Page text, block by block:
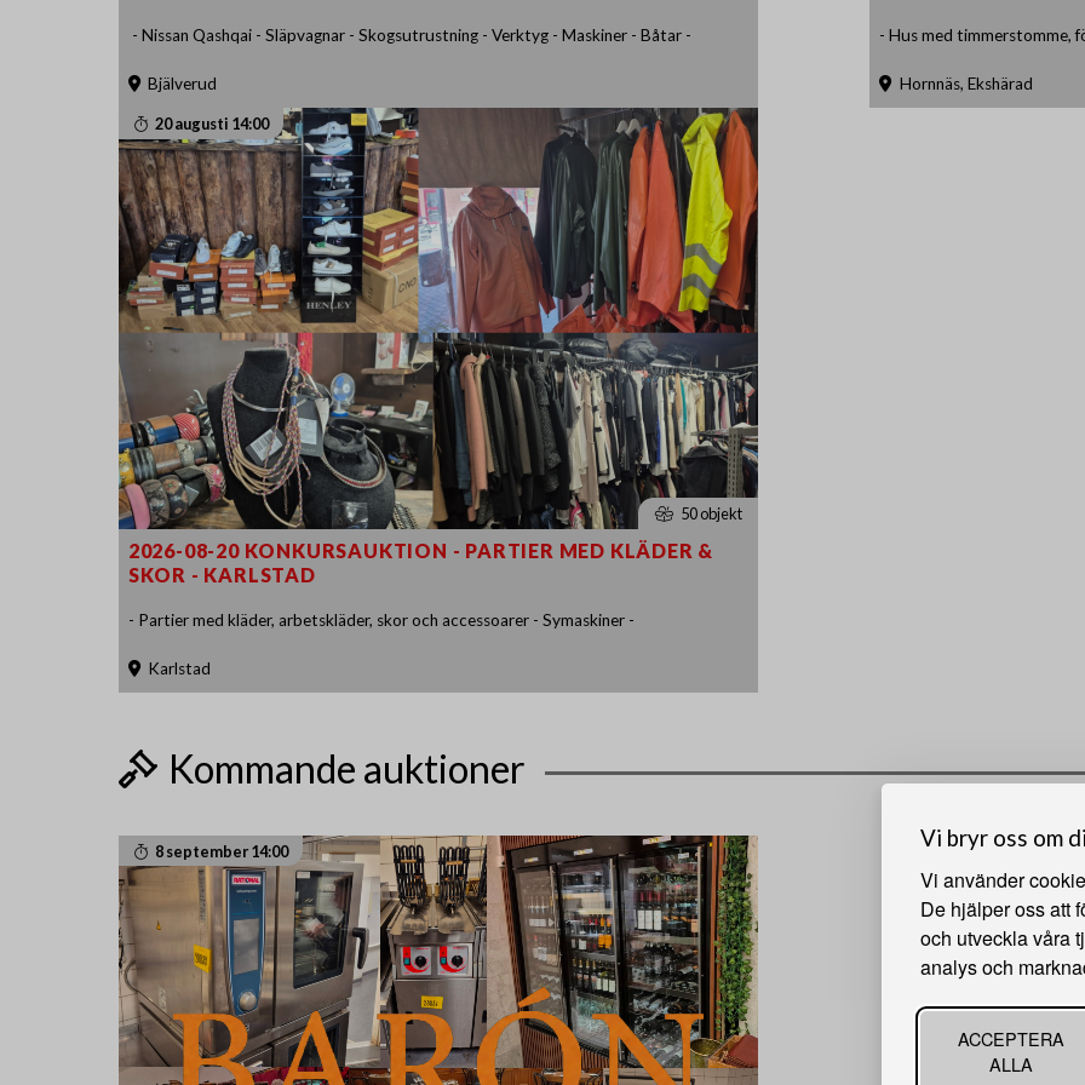
Vi bryr oss om
Vi använder
De hjälper oss att
och utveckla våra
analys och
ACCEPTERA
ALLA
- Nissan Qashqai - Släpvagnar - Skogsutrustning - Verktyg - Maskiner - Båtar -
Bjälverud
- Hus med timmerstomme,
Hornnäs, Ekshärad
20 augusti 14:00
50 objekt
2026-08-20 KONKURSAUKTION - PARTIER MED KLÄDER &
SKOR - KARLSTAD
- Partier med kläder, arbetskläder, skor och accessoarer - Symaskiner -
Karlstad
Kommande auktioner
8 september 14:00